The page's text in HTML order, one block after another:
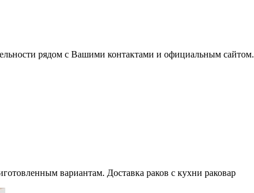
рядом с Вашими контактами и официальным сайтом.
вариантам. Доставка раков с кухни раковар